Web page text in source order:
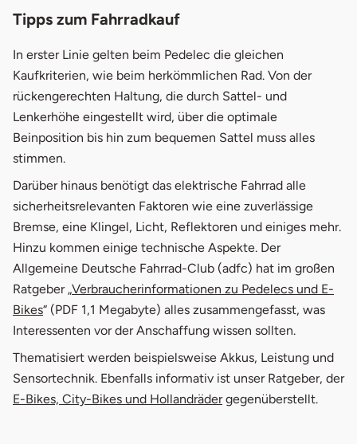
Tipps zum Fahrradkauf
In erster Linie gelten beim Pedelec die gleichen
Kaufkriterien, wie beim herkömmlichen Rad. Von der
rückengerechten Haltung, die durch Sattel- und
Lenkerhöhe eingestellt wird, über die optimale
Beinposition bis hin zum bequemen Sattel muss alles
stimmen.
Darüber hinaus benötigt das elektrische Fahrrad alle
sicherheitsrelevanten Faktoren wie eine zuverlässige
Bremse, eine Klingel, Licht, Reflektoren und einiges mehr.
Hinzu kommen einige technische Aspekte. Der
Allgemeine Deutsche Fahrrad-Club (adfc) hat im großen
Ratgeber „Verbraucherinformationen zu Pedelecs und E-
Bikesöffnet in neuem Fenster
“ (PDF 1,1 Megabyte) alles zusammengefasst, was
Interessenten vor der Anschaffung wissen sollten.
Thematisiert werden beispielsweise Akkus, Leistung und
Sensortechnik. Ebenfalls informativ ist unser Ratgeber, der
E-Bikes, City-Bikes und Hollandrädergegenüberstellt.